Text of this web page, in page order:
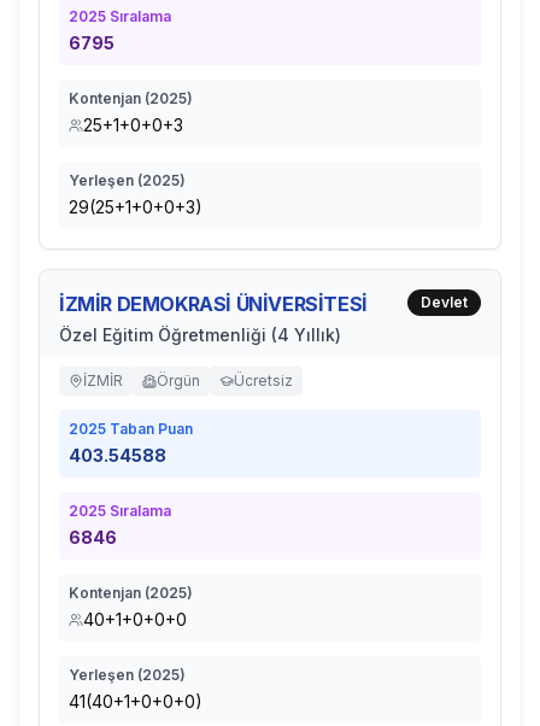
2025 Sıralama
6795
Kontenjan (2025)
25+1+0+0+3
Yerleşen (2025)
29(25+1+0+0+3)
İZMİR DEMOKRASİ ÜNİVERSİTESİ
Özel Eğitim Öğretmenliği (4 Yıllık)
Devlet
İZMİR Örgün Ücretsiz
2025 Taban Puan
403.54588
2025 Sıralama
6846
Kontenjan (2025)
40+1+0+0+0
Yerleşen (2025)
41(40+1+0+0+0)